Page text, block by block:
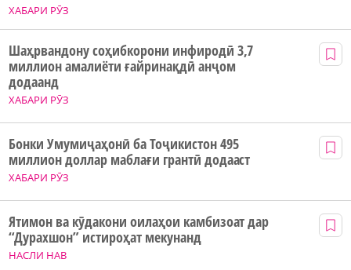
ХАБАРИ РӮЗ
ХАБАРИ РӮЗ
Шаҳрвандону соҳибкорони инфиродӣ 3,7
миллион амалиёти ғайринақдӣ анҷом
додаанд
ХАБАРИ РӮЗ
Бонки Умумиҷаҳонӣ ба Тоҷикистон 495
миллион доллар маблағи грантӣ додааст
НАСЛИ НАВ
Ятимон ва кӯдакони оилаҳои камбизоат дар
“Дурахшон” истироҳат мекунанд